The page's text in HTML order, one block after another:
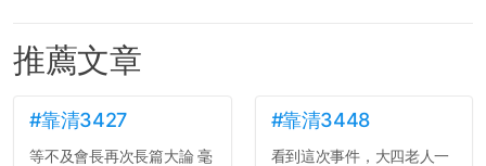
推薦文章
#靠清3427
等不及會長再次長篇大論 毫
#靠清3448
看到這次事件，大四老人一